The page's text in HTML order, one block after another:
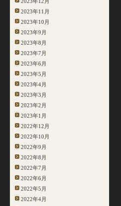
2023年11月
2023年10月
2023年9月
2023年8月
2023年7月
2023年6月
2023年5月
2023年4月
2023年3月
2023年2月
2023年1月
2022年12月
2022年10月
2022年9月
2022年8月
2022年7月
2022年6月
2022年5月
2022年4月